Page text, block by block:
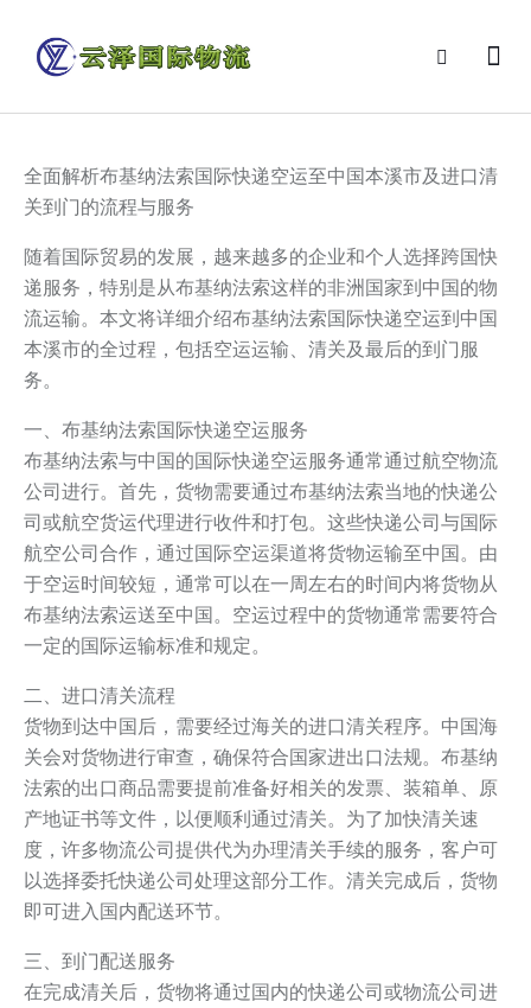
全面解析布基纳法索国际快递空运至中国本溪市及进口清
关到门的流程与服务
随着国际贸易的发展，越来越多的企业和个人选择跨国快
递服务，特别是从布基纳法索这样的非洲国家到中国的物
流运输。本文将详细介绍布基纳法索国际快递空运到中国
本溪市的全过程，包括空运运输、清关及最后的到门服
务。
一、布基纳法索国际快递空运服务
布基纳法索与中国的国际快递空运服务通常通过航空物流
公司进行。首先，货物需要通过布基纳法索当地的快递公
司或航空货运代理进行收件和打包。这些快递公司与国际
航空公司合作，通过国际空运渠道将货物运输至中国。由
于空运时间较短，通常可以在一周左右的时间内将货物从
布基纳法索运送至中国。空运过程中的货物通常需要符合
一定的国际运输标准和规定。
二、进口清关流程
货物到达中国后，需要经过海关的进口清关程序。中国海
关会对货物进行审查，确保符合国家进出口法规。布基纳
法索的出口商品需要提前准备好相关的发票、装箱单、原
产地证书等文件，以便顺利通过清关。为了加快清关速
度，许多物流公司提供代为办理清关手续的服务，客户可
以选择委托快递公司处理这部分工作。清关完成后，货物
即可进入国内配送环节。
三、到门配送服务
在完成清关后，货物将通过国内的快递公司或物流公司进